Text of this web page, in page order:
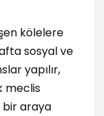
kölelere
sosyal ve
yapılır,
meclis
bir araya